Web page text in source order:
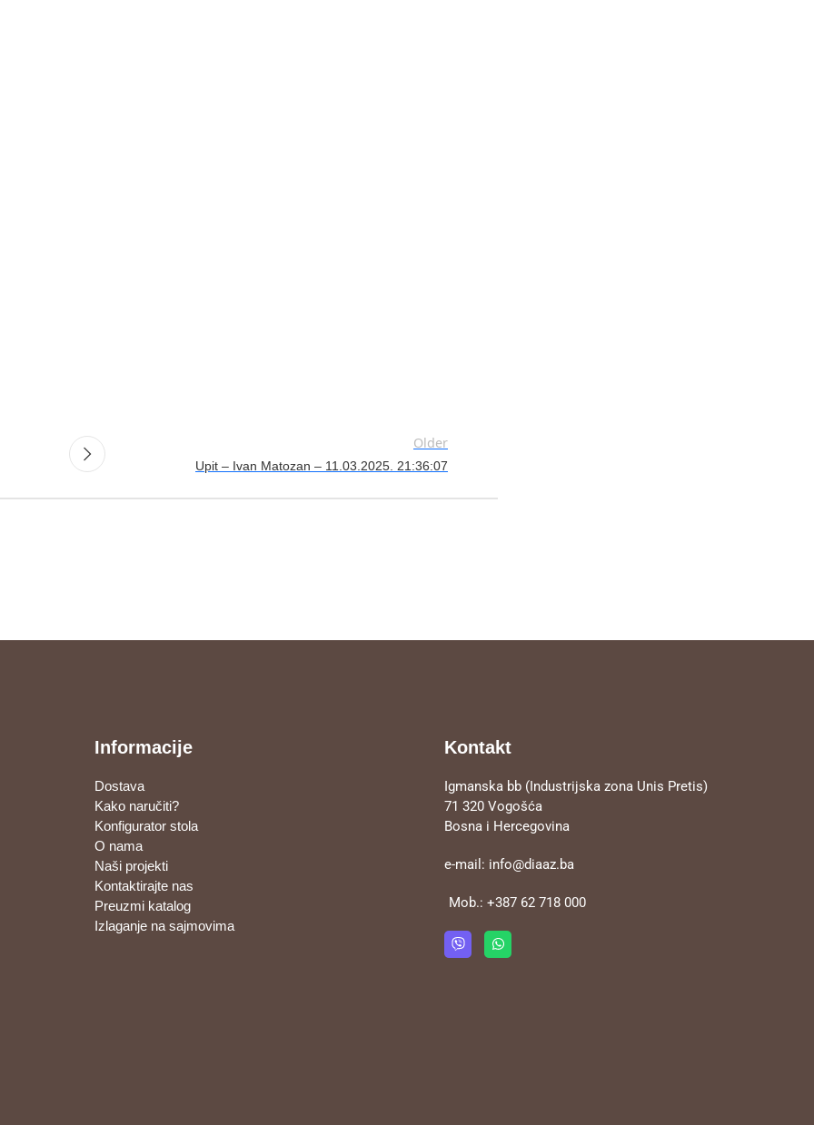
Older
Upit – Ivan Matozan – 11.03.2025. 21:36:07
Informacije
Dostava
Kako naručiti?
Konfigurator stola
O nama
Naši projekti
Kontaktirajte nas
Preuzmi katalog
Izlaganje na sajmovima
Kontakt
Igmanska bb (Industrijska zona Unis Pretis)
71 320 Vogošća
Bosna i Hercegovina
e-mail: info@diaaz.ba
Mob.:+387 62 718 000